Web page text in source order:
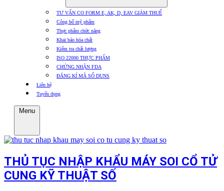
TƯ VẤN CO FORM E, AK, D, EAV GIẢM THUẾ
Công bố mỹ phẩm
Thực phẩm chức năng
Khai báo hóa chất
Kiểm tra chất lượng
ISO 22000 THỰC PHẨM
CHỨNG NHẬN FDA
ĐĂNG KÍ MÃ SỐ DUNS
Liên hệ
Tuyển dụng
Menu
THỦ TỤC NHẬP KHẨU MÁY SOI CỔ TỬ
CUNG KỸ THUẬT SỐ